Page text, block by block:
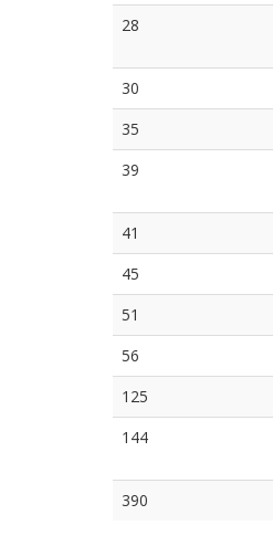
28
30
35
39
41
45
51
56
125
144
390